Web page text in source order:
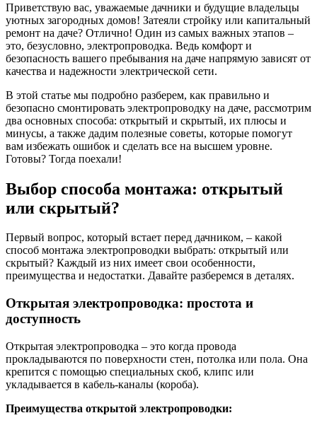
Приветствую вас, уважаемые дачники и будущие владельцы
уютных загородных домов! Затеяли стройку или капитальный
ремонт на даче? Отлично! Один из самых важных этапов –
это, безусловно, электропроводка. Ведь комфорт и
безопасность вашего пребывания на даче напрямую зависят от
качества и надежности электрической сети.
В этой статье мы подробно разберем, как правильно и
безопасно смонтировать электропроводку на даче, рассмотрим
два основных способа: открытый и скрытый, их плюсы и
минусы, а также дадим полезные советы, которые помогут
вам избежать ошибок и сделать все на высшем уровне.
Готовы? Тогда поехали!
Выбор способа монтажа: открытый
или скрытый?
Первый вопрос, который встает перед дачником, – какой
способ монтажа электропроводки выбрать: открытый или
скрытый? Каждый из них имеет свои особенности,
преимущества и недостатки. Давайте разберемся в деталях.
Открытая электропроводка: простота и
доступность
Открытая электропроводка – это когда провода
прокладываются по поверхности стен, потолка или пола. Она
крепится с помощью специальных скоб, клипс или
укладывается в кабель-каналы (короба).
Преимущества открытой электропроводки: